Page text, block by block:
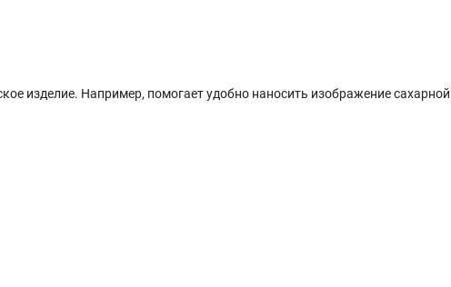
изделие. Например, помогает удобно наносить изображение